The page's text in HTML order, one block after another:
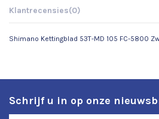
Klantrecensies(0)
Shimano Kettingblad 53T-MD 105 FC-5800
Schrijf u in op onze